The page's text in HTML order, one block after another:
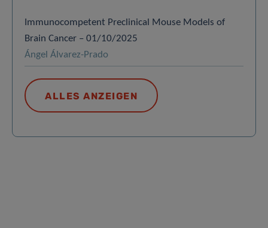
Immunocompetent Preclinical Mouse Models of
Brain Cancer – 01/10/2025
Ángel Álvarez-Prado
ALLES ANZEIGEN